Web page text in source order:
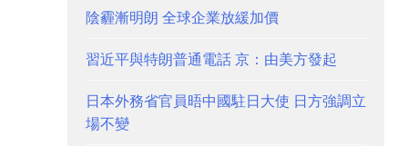
陰霾漸明朗 全球企業放緩加價
習近平與特朗普通電話 京：由美方發起
日本外務省官員晤中國駐日大使 日方強調立
場不變